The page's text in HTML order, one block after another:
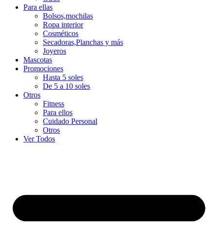
Para ellas
Bolsos,mochilas
Ropa interior
Cosméticos
Secadoras,Planchas y más
Joyeros
Mascotas
Promociones
Hasta 5 soles
De 5 a 10 soles
Otros
Fitness
Para ellos
Cuidado Personal
Otros
Ver Todos